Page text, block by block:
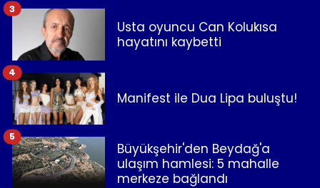
Usta oyuncu Can Kolukısa
hayatını kaybetti
3
Manifest ile Dua Lipa buluştu!
4
Büyükşehir'den Beydağ'a
ulaşım hamlesi: 5 mahalle
merkeze bağlandı
5